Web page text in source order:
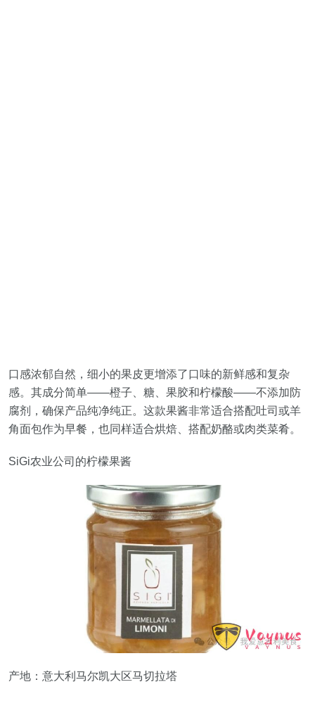
口感浓郁自然，细小的果皮更增添了口味的新鲜感和复杂
感。其成分简单——橙子、糖、果胶和柠檬酸——不添加防
腐剂，确保产品纯净纯正。这款果酱非常适合搭配吐司或羊
角面包作为早餐，也同样适合烘焙、搭配奶酪或肉类菜肴。
SiGi农业公司的柠檬果酱
产地：意大利马尔凯大区马切拉塔